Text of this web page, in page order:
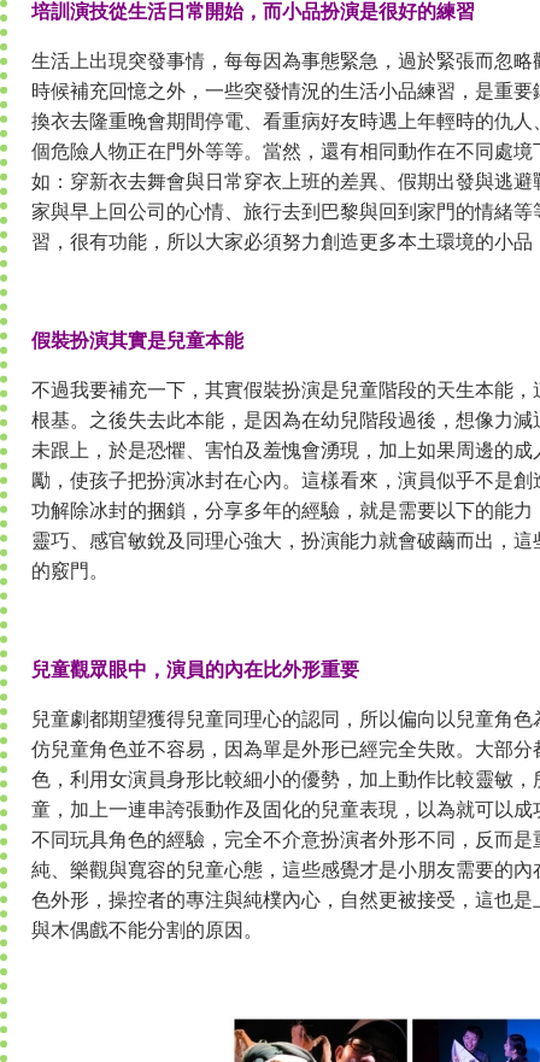
培訓演技從生活日常開始，而小品扮演是很好的練習
生活上出現突發事情，每每因為事態緊急，過於緊張而忽
時候補充回憶之外，一些突發情況的生活小品練習，是重
換衣去隆重晚會期間停電、看重病好友時遇上年輕時的仇
個危險人物正在門外等等。當然，還有相同動作在不同處
如：穿新衣去舞會與日常穿衣上班的差異、假期出發與逃
家與早上回公司的心情、旅行去到巴黎與回到家門的情緒
習，很有功能，所以大家必須努力創造更多本土環境的小
假裝扮演其實是兒童本能
不過我要補充一下，其實假裝扮演是兒童階段的天生本能
根基。之後失去此本能，是因為在幼兒階段過後，想像力
未跟上，於是恐懼、害怕及羞愧會湧現，加上如果周邊的
勵，使孩子把扮演冰封在心內。這樣看來，演員似乎不是
功解除冰封的捆鎖，分享多年的經驗，就是需要以下的能
靈巧、感官敏銳及同理心強大，扮演能力就會破繭而出，
的竅門。
兒童觀眾眼中，演員的內在比外形重要
兒童劇都期望獲得兒童同理心的認同，所以偏向以兒童角
仿兒童角色並不容易，因為單是外形已經完全失敗。大部
色，利用女演員身形比較細小的優勢，加上動作比較靈敏
童，加上一連串誇張動作及固化的兒童表現，以為就可以
不同玩具角色的經驗，完全不介意扮演者外形不同，反而
純、樂觀與寬容的兒童心態，這些感覺才是小朋友需要的
色外形，操控者的專注與純樸內心，自然更被接受，這也
與木偶戲不能分割的原因。